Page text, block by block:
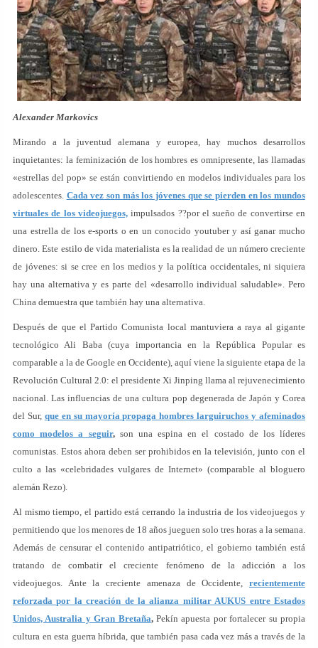
Alexander Markovics
Mirando a la juventud alemana y europea, hay muchos desarrollos
inquietantes: la feminización de los hombres es omnipresente, las llamadas
«estrellas del pop» se están convirtiendo en modelos individuales para los
adolescentes. Cada vez son más los jóvenes que se pierden en los mundos
virtuales de los videojuegos,impulsados ??por el sueño de convertirse en
una estrella de los e-sports o en un conocido youtuber y así ganar mucho
dinero. Este estilo de vida materialista es la realidad de un número creciente
de jóvenes: si se cree en los medios y la política occidentales, ni siquiera
hay una alternativa y es parte del «desarrollo individual saludable». Pero
China demuestra que también hay una alternativa.
Después de que el Partido Comunista local mantuviera a raya al gigante
tecnológico Ali Baba (cuya importancia en la República Popular es
comparable a la de Google en Occidente), aquí viene la siguiente etapa de la
Revolución Cultural 2.0: el presidente Xi Jinping llama al rejuvenecimiento
nacional. Las influencias de una cultura pop degenerada de Japón y Corea
del Sur, que en su mayoría propaga hombres larguiruchos y afeminados
como modelos a seguir,son una espina en el costado de los líderes
comunistas. Estos ahora deben ser prohibidos en la televisión, junto con el
culto a las «celebridades vulgares de Internet» (comparable al bloguero
alemán Rezo).
Al mismo tiempo, el partido está cerrando la industria de los videojuegos y
permitiendo que los menores de 18 años jueguen solo tres horas a la semana.
Además de censurar el contenido antipatriótico, el gobierno también está
tratando de combatir el creciente fenómeno de la adicción a los
videojuegos. Ante la creciente amenaza de Occidente, recientemente
reforzada por la creación de la alianza militar AUKUS entre Estados
Unidos, Australia y Gran Bretaña,Pekín apuesta por fortalecer su propia
cultura en esta guerra híbrida, que también pasa cada vez más a través de la